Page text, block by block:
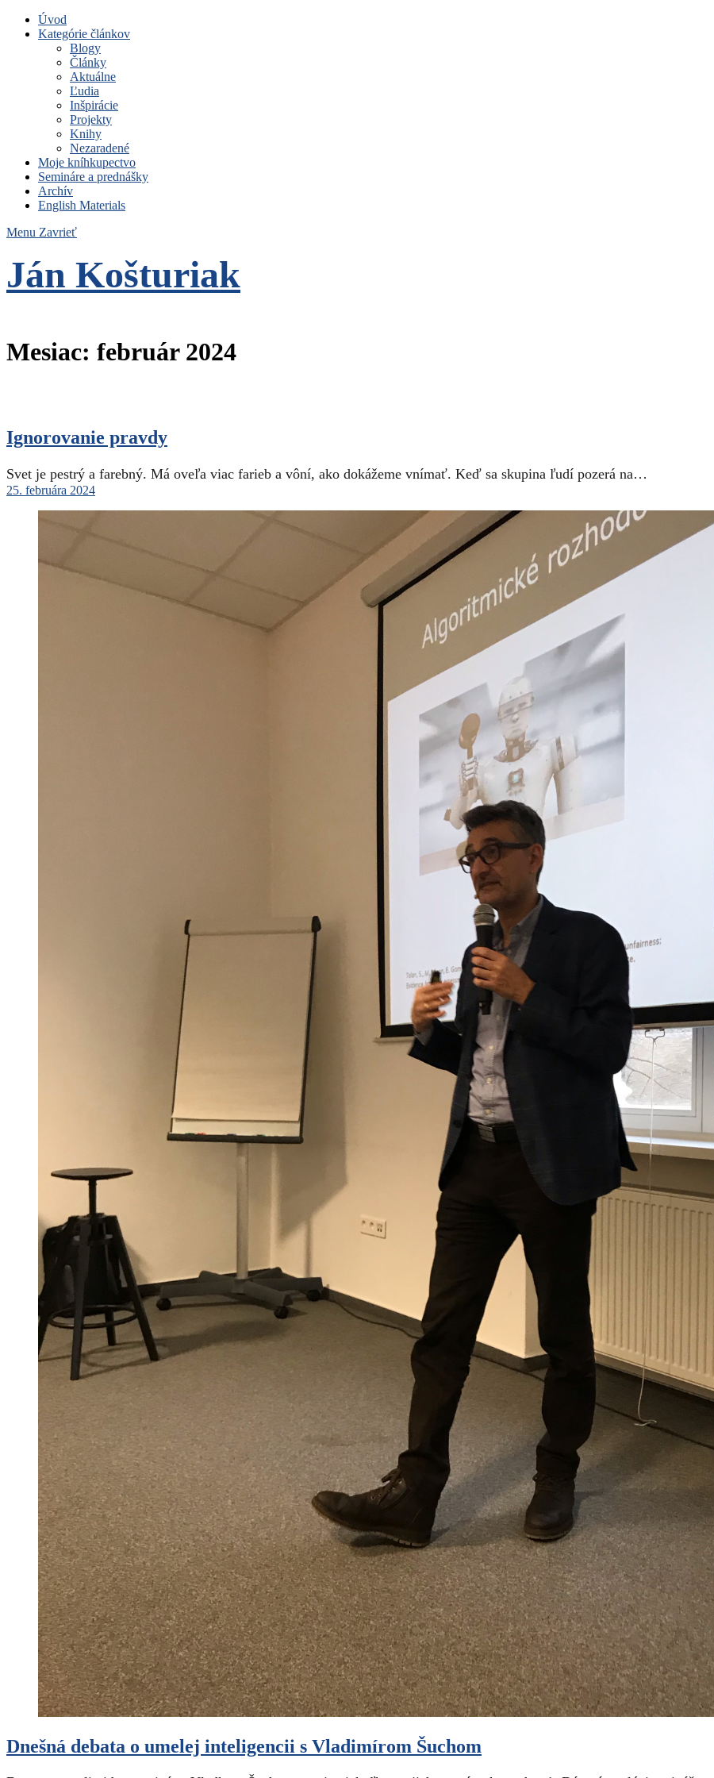
Úvod
Kategórie článkov
Blogy
Články
Aktuálne
Ľudia
Inšpirácie
Projekty
Knihy
Nezaradené
Moje kníhkupectvo
Semináre a prednášky
Archív
English Materials
Menu Zavrieť
Ján Košturiak
Mesiac: február 2024
Ignorovanie pravdy
Svet je pestrý a farebný. Má oveľa viac farieb a vôní, ako dokážeme vnímať. Keď sa skupina ľudí pozerá na…
25. februára 2024
Dnešná debata o umelej inteligencii s Vladimírom Šuchom